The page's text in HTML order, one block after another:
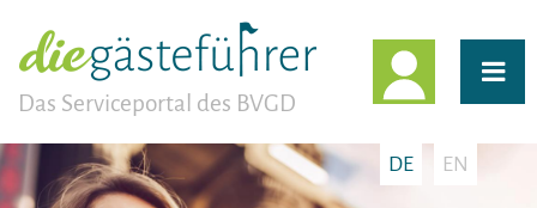
Das Serviceportal des BVGD
DE EN